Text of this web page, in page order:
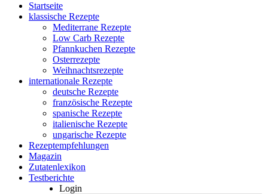
Startseite
klassische Rezepte
Mediterrane Rezepte
Low Carb Rezepte
Pfannkuchen Rezepte
Osterrezepte
Weihnachtsrezepte
internationale Rezepte
deutsche Rezepte
französische Rezepte
spanische Rezepte
italienische Rezepte
ungarische Rezepte
Rezeptempfehlungen
Magazin
Zutatenlexikon
Testberichte
Login